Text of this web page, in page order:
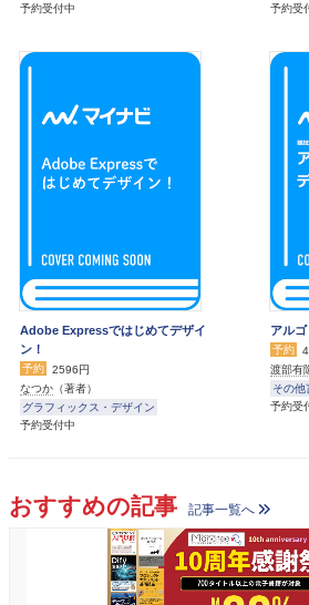
予約受付中
予約受
Adobe Expressではじめてデザイ
ン！
予約
2596円
なつか （著者）
グラフィックス・デザイン
予約受付中
アルゴ
予約
渡部有
その他
予約受
おすすめの記事 記事一覧へ